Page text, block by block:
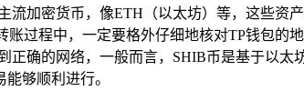
流加密货币，像ETH（以太坊）等，这些资
过程中，一定要格外仔细地核对TP钱包的
正确的网络，一般而言，SHIB币是基于以
够顺利进行。